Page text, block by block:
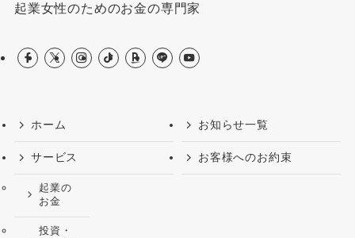
起業女性のためのお金の専門家
ホーム お知らせ一覧
サービス
起業の
お金
投資・
お客様へのお約束